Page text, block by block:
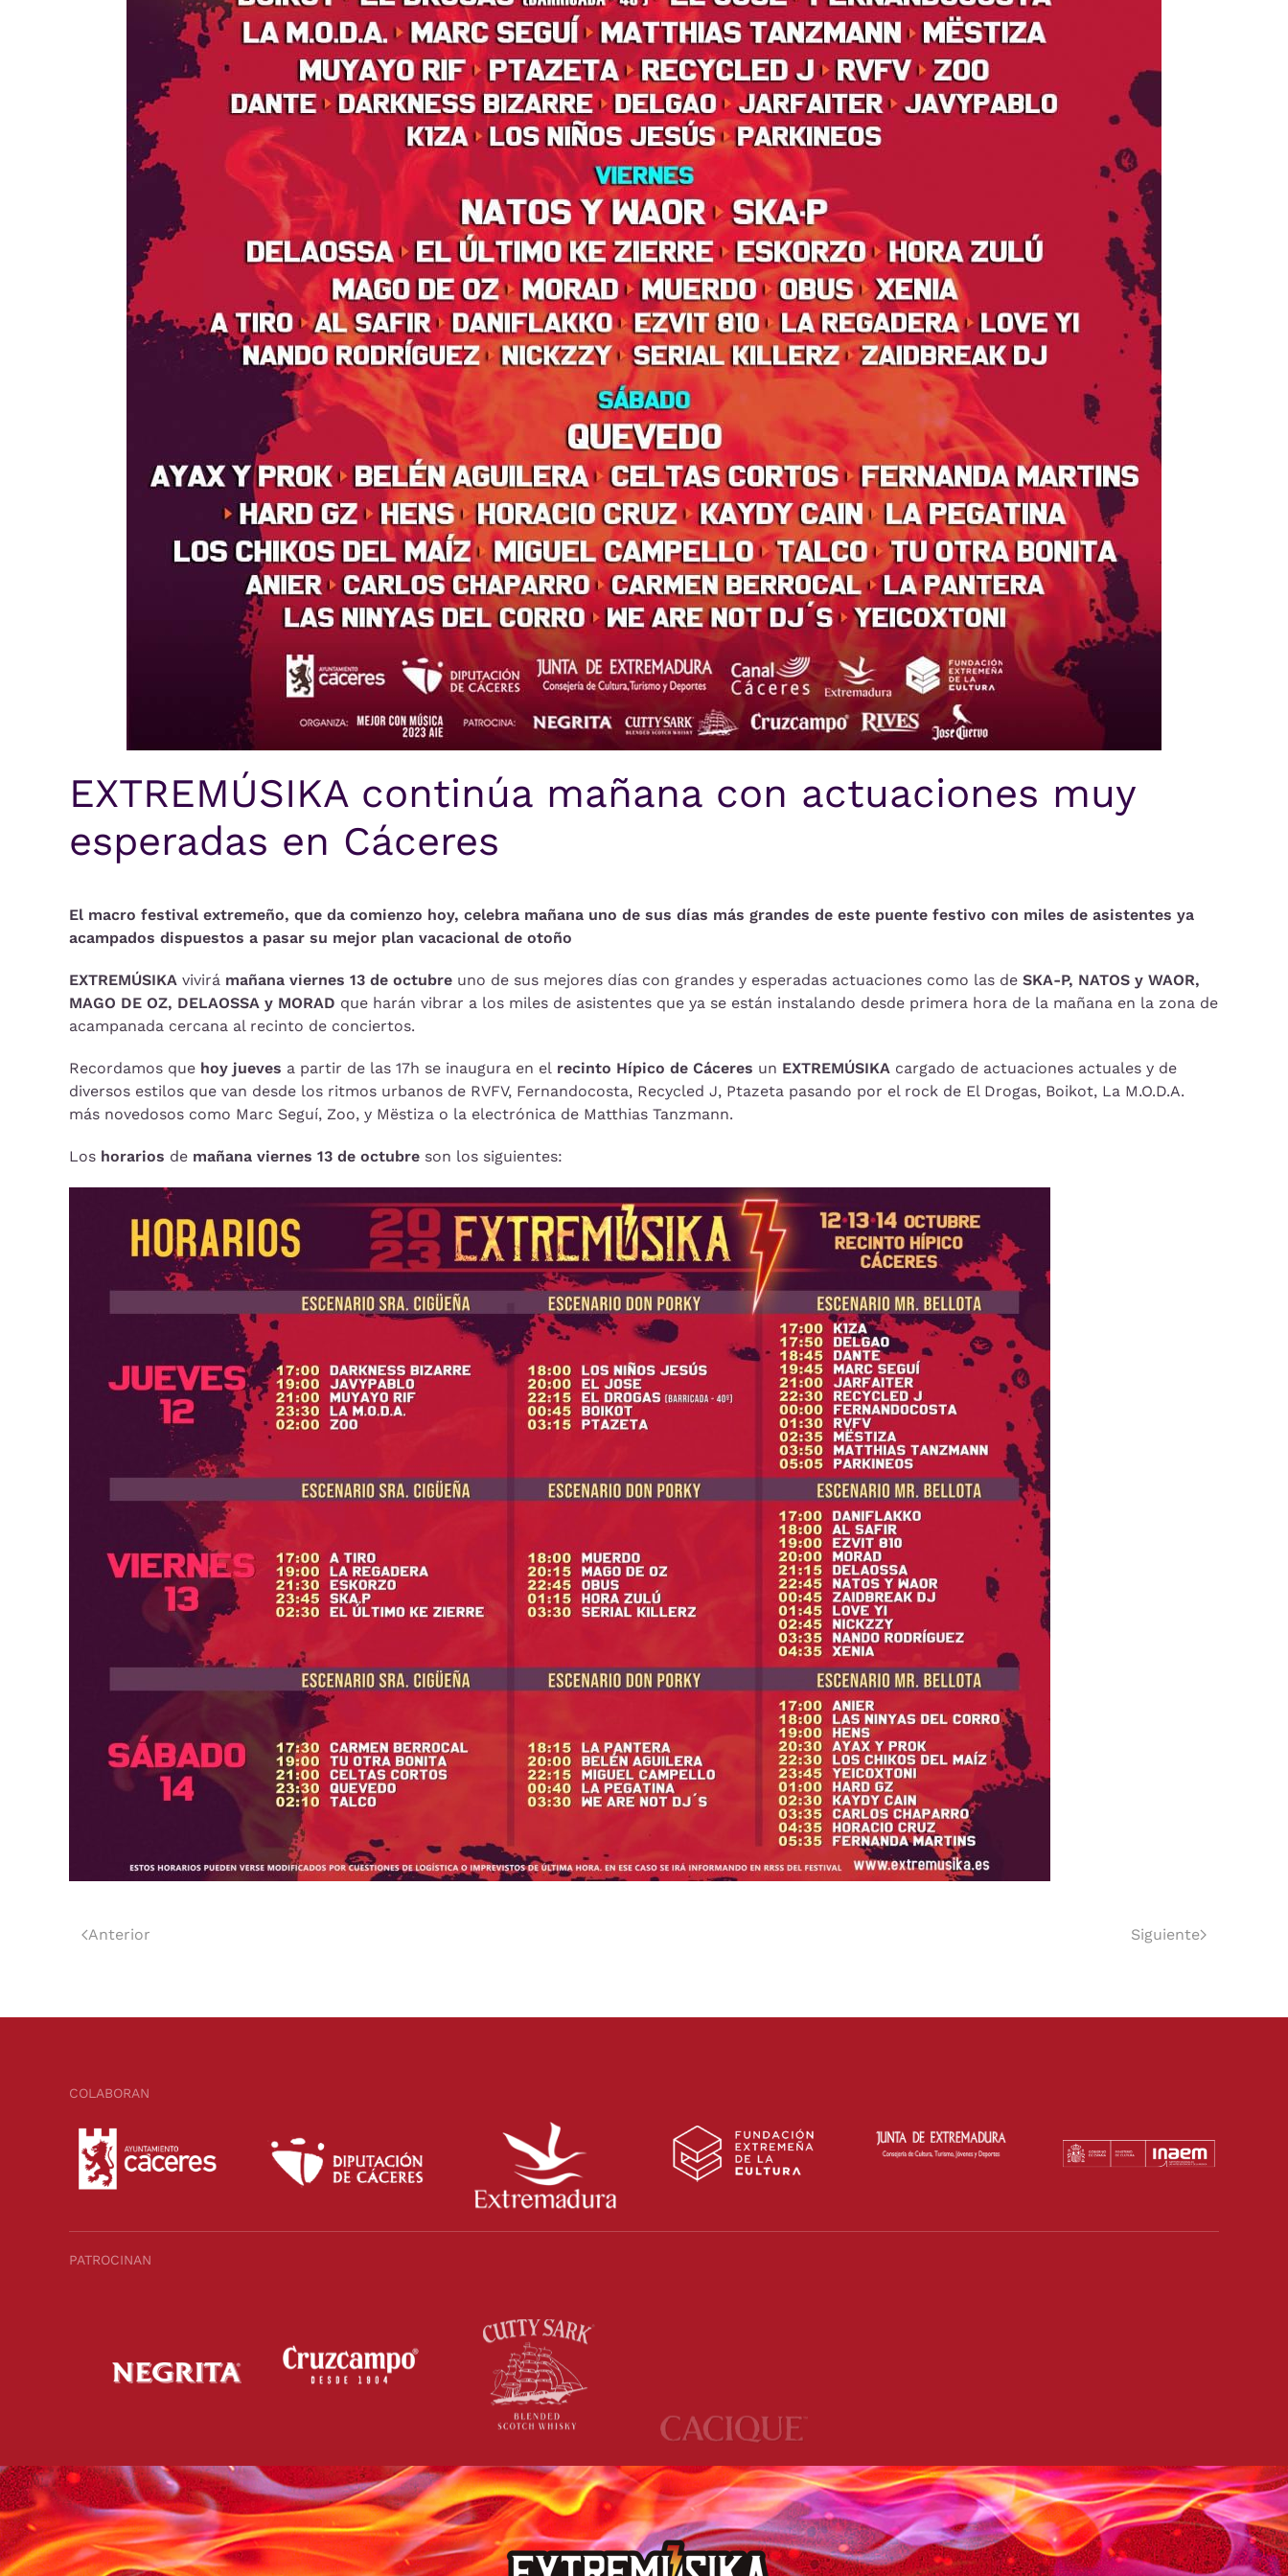
EXTREMÚSIKA continúa mañana con actuaciones muy
esperadas en Cáceres
El macro festival extremeño, que da comienzo hoy, celebra mañana uno de sus días más grandes de este puente festivo con miles de asistentes ya
acampados dispuestos a pasar su mejor plan vacacional de otoño
EXTREMÚSIKA vivirá mañana viernes 13 de octubre uno de sus mejores días con grandes y esperadas actuaciones como las de SKA-P, NATOS y WAOR,
MAGO DE OZ, DELAOSSA y MORAD que harán vibrar a los miles de asistentes que ya se están instalando desde primera hora de la mañana en la zona de
acampanada cercana al recinto de conciertos.
Recordamos que hoy jueves a partir de las 17h se inaugura en el recinto Hípico de Cáceres un EXTREMÚSIKA cargado de actuaciones actuales y de
diversos estilos que van desde los ritmos urbanos de RVFV, Fernandocosta, Recycled J, Ptazeta pasando por el rock de El Drogas, Boikot, La M.O.D.A.
más novedosos como Marc Seguí, Zoo, y Mëstiza o la electrónica de Matthias Tanzmann.
Los horarios de mañana viernes 13 de octubre son los siguientes:
Anterior Siguiente
COLABORAN
PATROCINAN